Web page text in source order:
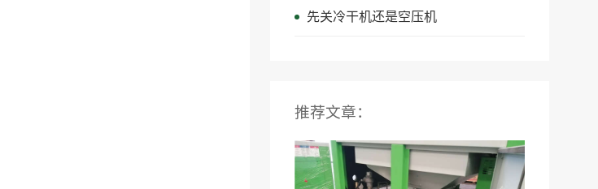
先关冷干机还是空压机
推荐文章：